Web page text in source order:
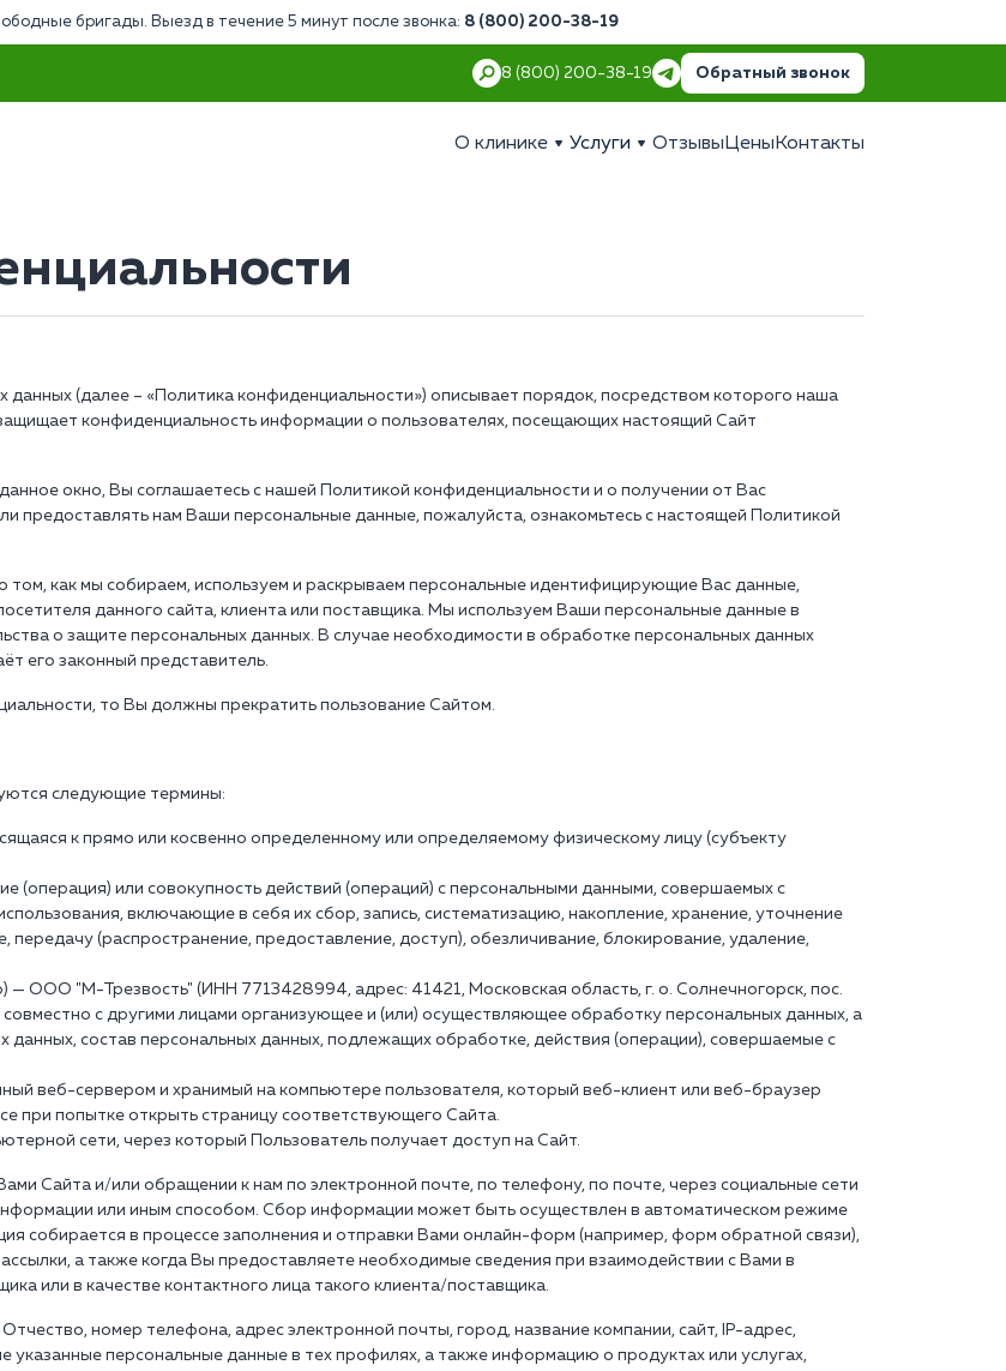
бригады. Выезд в течение 5 минут после звонка: 8 (800) 200-38-19
8 (800) 200-38-19 Обратный звонок
О клинике Услуги Отзывы Цены Контакты
(далее – «Политика конфиденциальности») описывает порядок, посредством которого наша
конфиденциальность информации о пользователях, посещающих настоящий Сайт
окно, Вы соглашаетесь с нашей Политикой конфиденциальности и о получении от Вас
предоставлять нам Ваши персональные данные, пожалуйста, ознакомьтесь с настоящей Политикой
том, как мы собираем, используем и раскрываем персональные идентифицирующие Вас данные,
данного сайта, клиента или поставщика. Мы используем Ваши персональные данные в
о защите персональных данных. В случае необходимости в обработке персональных данных
его законный представитель.
то Вы должны прекратить пользование Сайтом.
следующие термины:
к прямо или косвенно определенному или определяемому физическому лицу (субъекту
(операция) или совокупность действий (операций) с персональными данными, совершаемых с
включающие в себя их сбор, запись, систематизацию, накопление, хранение, уточнение
передачу (распространение, предоставление, доступ), обезличивание, блокирование, удаление,
ООО "М-Трезвость" (ИНН 7713428994, адрес: 41421, Московская область, г. о. Солнечногорск, пос.
с другими лицами организующее и (или) осуществляющее обработку персональных данных, а
состав персональных данных, подлежащих обработке, действия (операции), совершаемые с
веб-сервером и хранимый на компьютере пользователя, который веб-клиент или веб-браузер
при попытке открыть страницу соответствующего Сайта.
сети, через который Пользователь получает доступ на Сайт.
Сайта и/или обращении к нам по электронной почте, по телефону, по почте, через социальные сети
или иным способом. Сбор информации может быть осуществлен в автоматическом режиме
собирается в процессе заполнения и отправки Вами онлайн-форм (например, форм обратной связи),
а также когда Вы предоставляете необходимые сведения при взаимодействии с Вами в
или в качестве контактного лица такого клиента/поставщика.
номер телефона, адрес электронной почты, город, название компании, сайт, IP-адрес,
указанные персональные данные в тех профилях, а также информацию о продуктах или услугах,